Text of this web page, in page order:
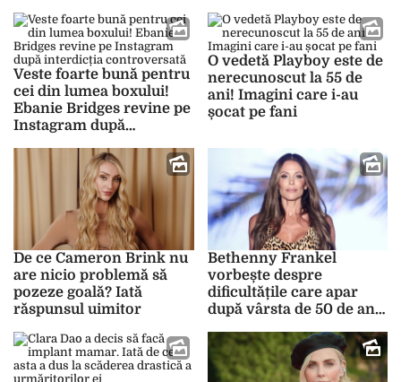
Veste foarte bună pentru
cei din lumea boxului!
Ebanie Bridges revine pe
Instagram după
O vedetă Playboy este de
nerecunoscut la 55 de
ani! Imagini care i-au
șocat pe fani
De ce Cameron Brink nu
are nicio problemă să
pozeze goală? Iată
răspunsul uimitor
Bethenny Frankel
vorbește despre
dificultățile care apar
după vârsta de 50 de ani.
frustrant